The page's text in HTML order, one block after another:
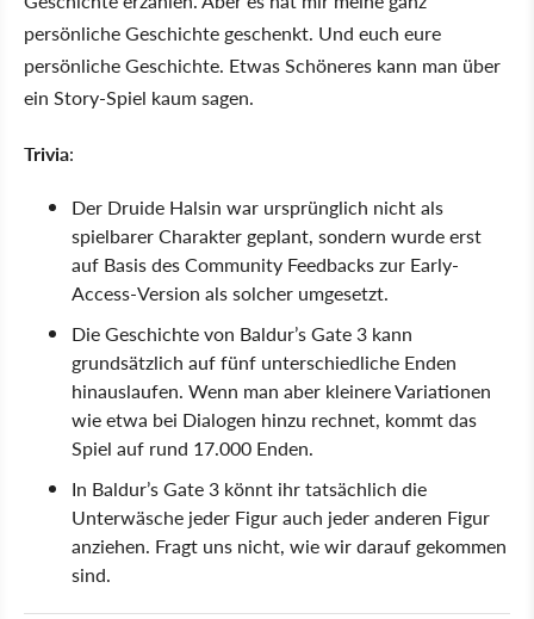
persönliche Geschichte geschenkt. Und euch eure
persönliche Geschichte. Etwas Schöneres kann man über
ein Story-Spiel kaum sagen.
Trivia:
Der Druide Halsin war ursprünglich nicht als
spielbarer Charakter geplant, sondern wurde erst
auf Basis des Community Feedbacks zur Early-
Access-Version als solcher umgesetzt.
Die Geschichte von Baldur’s Gate 3 kann
grundsätzlich auf fünf unterschiedliche Enden
hinauslaufen. Wenn man aber kleinere Variationen
wie etwa bei Dialogen hinzu rechnet, kommt das
Spiel auf rund 17.000 Enden.
In Baldur’s Gate 3 könnt ihr tatsächlich die
Unterwäsche jeder Figur auch jeder anderen Figur
anziehen. Fragt uns nicht, wie wir darauf gekommen
sind.